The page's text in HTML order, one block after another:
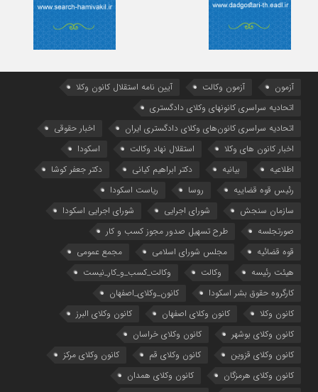
آزمون آزمون وکالت
آیین ‌نامه استقلال کانون وکلا
اتحادیه سراسری کانونهای وکلای دادگستری
اتحادیه سراسری کانون‌های وکلای دادگستری ایران
اخبار حقوقی
اخبار کانون های وکلا
استقلال نهاد وکالت
اسکودا
اطلاعیه
بیانیه دکتر ابراهیم کیانی
دکتر جعفر کوشا
رئیس قوه قضاییه
روسا
ریاست اسکودا
سازمان سنجش
شورای اجرایی
شورای اجرایی اسکودا
صورتجلسه
طرح تسهیل صدور مجوز کسب و کار
قوه قضائیه
مجلس شورای اسلامی
مجمع عمومی
هیئت رئیسه
وکالت
وکالت_کسب_و_کار_نیست
کارگروه حقوق بشر اسکودا
کانون_وکلای_اصفهان
کانون وکلا
کانون وکلای اصفهان
کانون وکلای البرز
کانون وکلای بوشهر
کانون وکلای خراسان
کانون وکلای قزوین
کانون وکلای قم
کانون وکلای مرکز
کانون وکلای هرمزگان
کانون وکلای همدان